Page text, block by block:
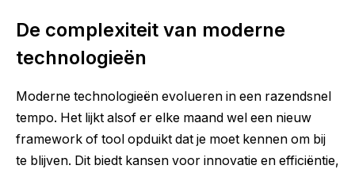
De complexiteit van moderne
technologieën
Moderne technologieën evolueren in een razendsnel
tempo. Het lijkt alsof er elke maand wel een nieuw
framework of tool opduikt dat je moet kennen om bij
te blijven. Dit biedt kansen voor innovatie en efficiëntie,